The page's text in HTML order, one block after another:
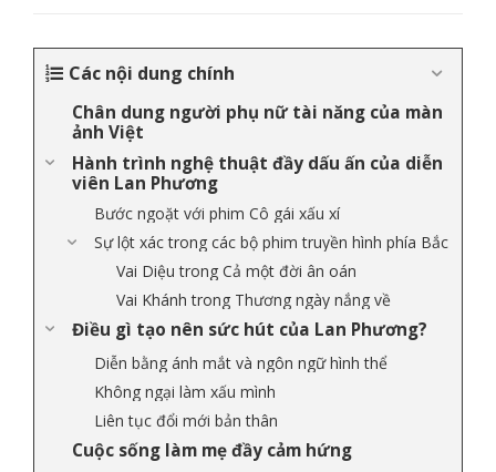
Các nội dung chính
Chân dung người phụ nữ tài năng của màn
ảnh Việt
Hành trình nghệ thuật đầy dấu ấn của diễn
viên Lan Phương
Bước ngoặt với phim Cô gái xấu xí
Sự lột xác trong các bộ phim truyền hình phía Bắc
Vai Diệu trong Cả một đời ân oán
Vai Khánh trong Thương ngày nắng về
Điều gì tạo nên sức hút của Lan Phương?
Diễn bằng ánh mắt và ngôn ngữ hình thể
Không ngại làm xấu mình
Liên tục đổi mới bản thân
Cuộc sống làm mẹ đầy cảm hứng